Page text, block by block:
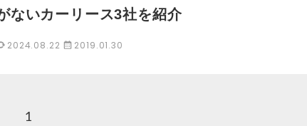
ないカーリース3社を紹介
2024.08.22 2019.01.30
1